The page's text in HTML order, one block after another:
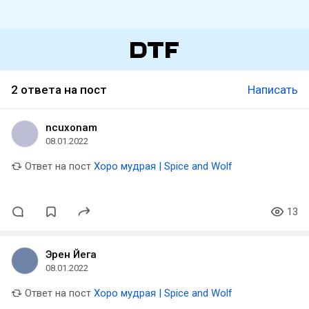
2 ответа на пост Написать
ncuxonam
08.01.2022
Ответ на пост Хоро мудрая | Spice and Wolf
13
Эрен Йега
08.01.2022
Ответ на пост Хоро мудрая | Spice and Wolf